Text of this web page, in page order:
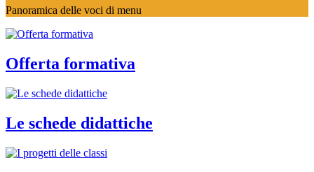
Panoramica delle voci di menu
Offerta formativa
Le schede didattiche